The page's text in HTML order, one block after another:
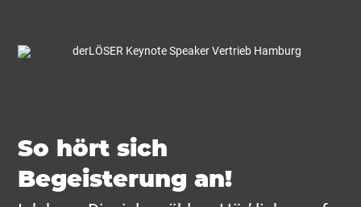
So hört sich
Begeisterung an!